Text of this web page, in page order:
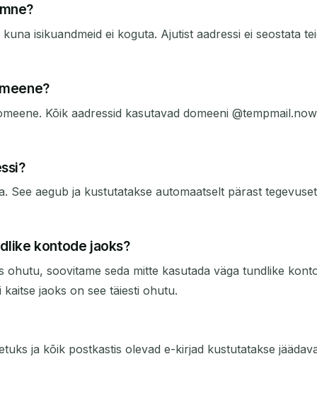
isikuandmeid ei koguta. Ajutist aadressi ei seostata
Kõik aadressid kasutavad domeeni
See aegub ja kustutatakse automaatselt pärast
kontode jaoks?
ohutu, soovitame seda mitte kasutada väga tundlike
jaoks on see täiesti ohutu.
ja kõik postkastis olevad e-kirjad kustutatakse